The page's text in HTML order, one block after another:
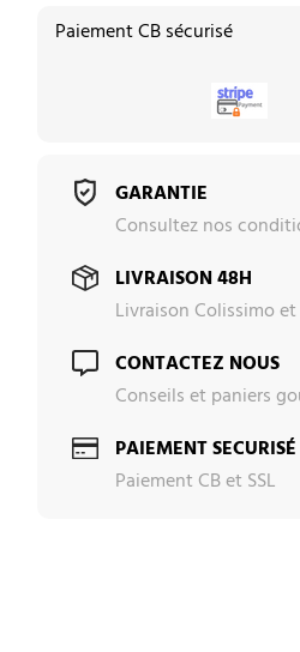
Paiement CB sécurisé
GARANTIE
Consultez nos
LIVRAISON 48H
Livraison Colissimo
CONTACTEZ NOUS
Conseils et paniers
PAIEMENT SECURISÉ
Paiement CB et SSL